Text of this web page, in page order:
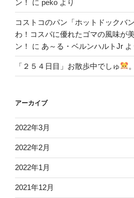
ン！
に peko より
コストコのパン「ホットドックバ
わ！コスパに優れたゴマの風味が
ン！
に あ～る・ベルンハルトJr よ
「２５４日目」お散歩中でしゅ 。
アーカイブ
2022年3月
2022年2月
2022年1月
2021年12月